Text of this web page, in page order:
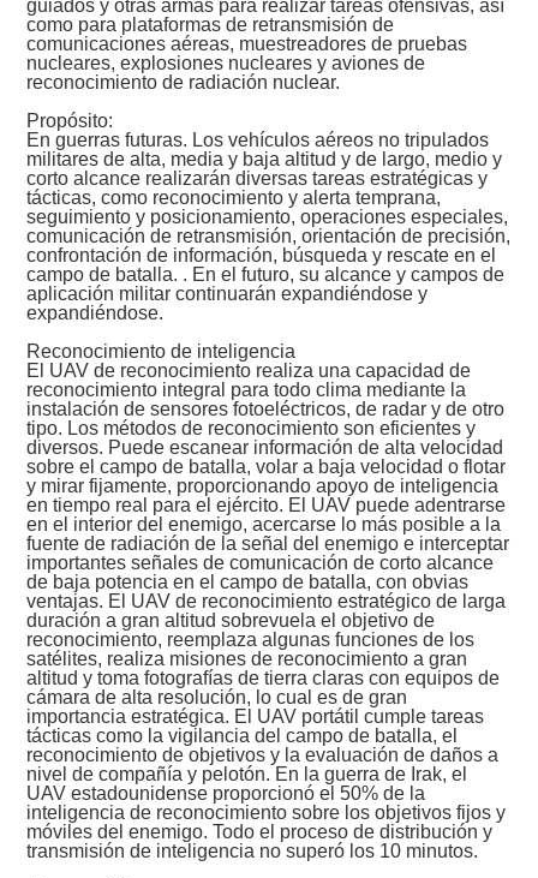
guiados y otras armas para realizar tareas ofensivas, así
como para plataformas de retransmisión de
comunicaciones aéreas, muestreadores de pruebas
nucleares, explosiones nucleares y aviones de
reconocimiento de radiación nuclear.
Propósito:
En guerras futuras. Los vehículos aéreos no tripulados
militares de alta, media y baja altitud y de largo, medio y
corto alcance realizarán diversas tareas estratégicas y
tácticas, como reconocimiento y alerta temprana,
seguimiento y posicionamiento, operaciones especiales,
comunicación de retransmisión, orientación de precisión,
confrontación de información, búsqueda y rescate en el
campo de batalla. . En el futuro, su alcance y campos de
aplicación militar continuarán expandiéndose y
expandiéndose.
Reconocimiento de inteligencia
El UAV de reconocimiento realiza una capacidad de
reconocimiento integral para todo clima mediante la
instalación de sensores fotoeléctricos, de radar y de otro
tipo. Los métodos de reconocimiento son eficientes y
diversos. Puede escanear información de alta velocidad
sobre el campo de batalla, volar a baja velocidad o flotar
y mirar fijamente, proporcionando apoyo de inteligencia
en tiempo real para el ejército. El UAV puede adentrarse
en el interior del enemigo, acercarse lo más posible a la
fuente de radiación de la señal del enemigo e interceptar
importantes señales de comunicación de corto alcance
de baja potencia en el campo de batalla, con obvias
ventajas. El UAV de reconocimiento estratégico de larga
duración a gran altitud sobrevuela el objetivo de
reconocimiento, reemplaza algunas funciones de los
satélites, realiza misiones de reconocimiento a gran
altitud y toma fotografías de tierra claras con equipos de
cámara de alta resolución, lo cual es de gran
importancia estratégica. El UAV portátil cumple tareas
tácticas como la vigilancia del campo de batalla, el
reconocimiento de objetivos y la evaluación de daños a
nivel de compañía y pelotón. En la guerra de Irak, el
UAV estadounidense proporcionó el 50% de la
inteligencia de reconocimiento sobre los objetivos fijos y
móviles del enemigo. Todo el proceso de distribución y
transmisión de inteligencia no superó los 10 minutos.